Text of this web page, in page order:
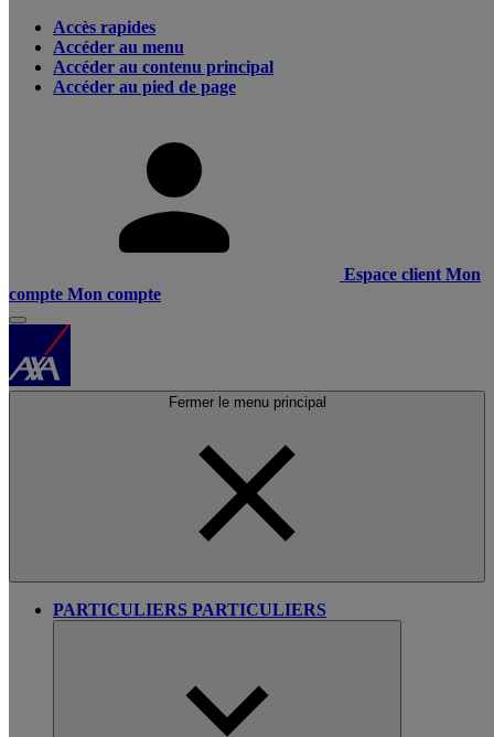
Accès rapides
Accéder au menu
Accéder au contenu principal
Accéder au pied de page
Espace client Mon
compte Mon compte
Fermer le menu principal
PARTICULIERS PARTICULIERS